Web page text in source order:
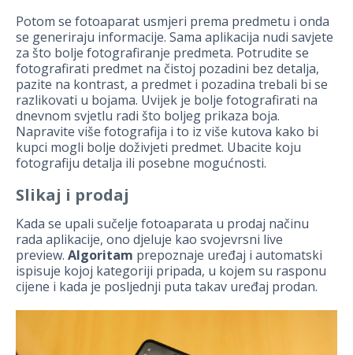
Potom se fotoaparat usmjeri prema predmetu i onda
se generiraju informacije. Sama aplikacija nudi savjete
za što bolje fotografiranje predmeta. Potrudite se
fotografirati predmet na čistoj pozadini bez detalja,
pazite na kontrast, a predmet i pozadina trebali bi se
razlikovati u bojama. Uvijek je bolje fotografirati na
dnevnom svjetlu radi što boljeg prikaza boja.
Napravite više fotografija i to iz više kutova kako bi
kupci mogli bolje doživjeti predmet. Ubacite koju
fotografiju detalja ili posebne mogućnosti.
Slikaj i prodaj
Kada se upali sučelje fotoaparata u prodaj načinu
rada aplikacije, ono djeluje kao svojevrsni live
preview. Algoritam prepoznaje uređaj i automatski
ispisuje kojoj kategoriji pripada, u kojem su rasponu
cijene i kada je posljednji puta takav uređaj prodan.